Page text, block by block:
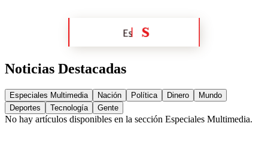
Noticias Destacadas
Especiales Multimedia Nación Política Dinero
Mundo
Deportes
Tecnología Gente
No hay artículos disponibles en la sección Especiales Multimedia.